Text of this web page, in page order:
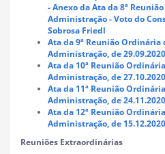
- Anexo da Ata da 8ª
Administração - Voto do
Sobrosa Friedl
Ata da 9ª Reunião Ordinária
Administração, de 29.09.2020
Ata da 10ª Reunião
Administração, de 27.10.2020
Ata da 11ª Reunião
Administração, de 24.11.2020
Ata da 12ª Reunião
Administração, de 15.12.2020
Reuniões Extraordinárias